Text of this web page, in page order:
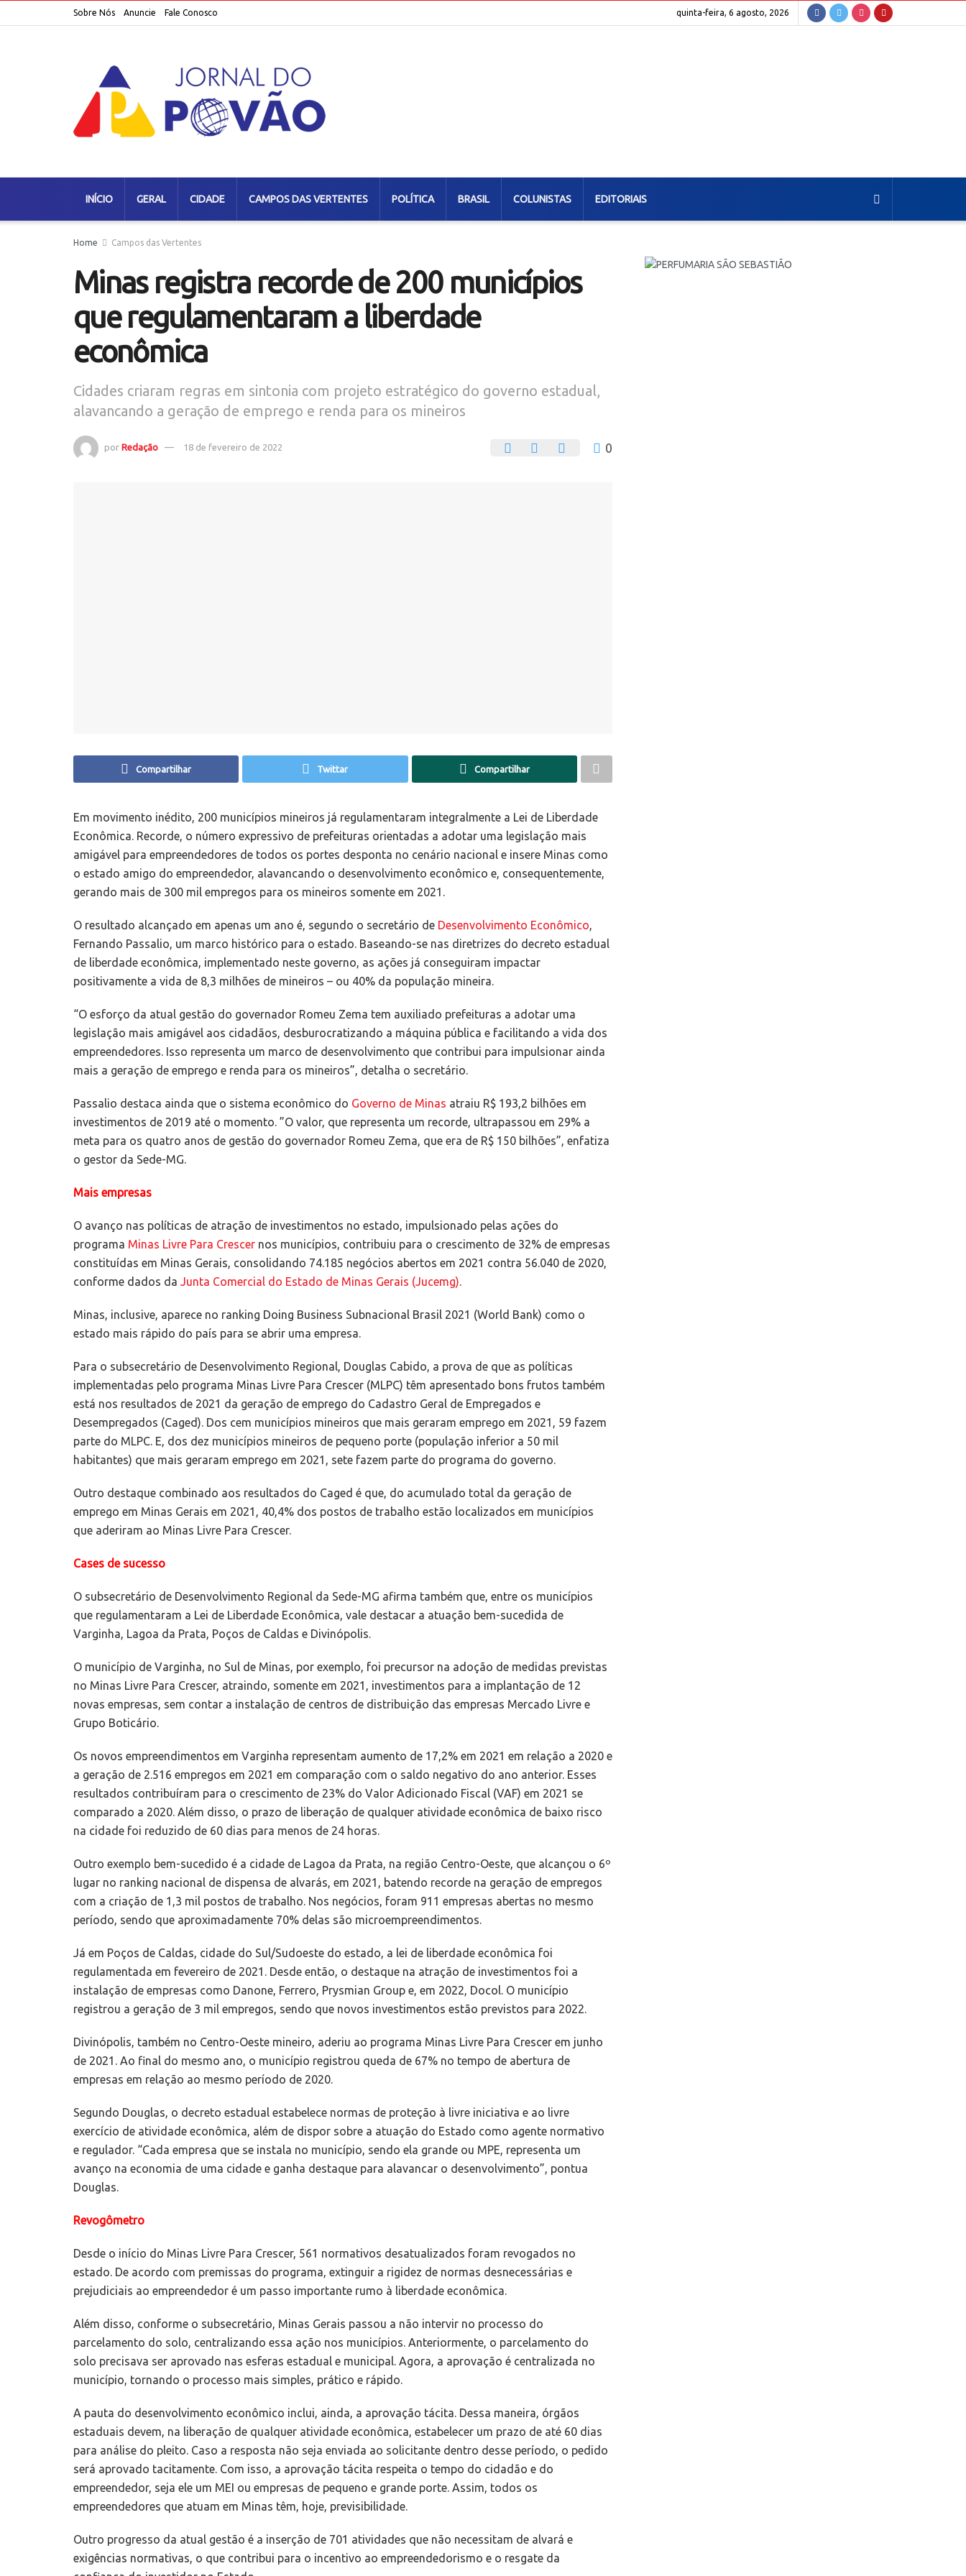
Sobre Nós Anuncie Fale Conosco quinta-feira, 6 agosto, 2026
INÍCIO GERAL CIDADE CAMPOS DAS VERTENTES POLÍTICA BRASIL COLUNISTAS EDITORIAIS
Home Campos das Vertentes
Minas registra recorde de 200 municípios
que regulamentaram a liberdade
econômica
Cidades criaram regras em sintonia com projeto estratégico do governo estadual,
alavancando a geração de emprego e renda para os mineiros
por Redação 18 de fevereiro de 2022 0
Compartilhar Twittar Compartilhar
Em movimento inédito, 200 municípios mineiros já regulamentaram integralmente a Lei de Liberdade
Econômica. Recorde, o número expressivo de prefeituras orientadas a adotar uma legislação mais
amigável para empreendedores de todos os portes desponta no cenário nacional e insere Minas como
o estado amigo do empreendedor, alavancando o desenvolvimento econômico e, consequentemente,
gerando mais de 300 mil empregos para os mineiros somente em 2021.
O resultado alcançado em apenas um ano é, segundo o secretário de Desenvolvimento Econômico,
Fernando Passalio, um marco histórico para o estado. Baseando-se nas diretrizes do decreto estadual
de liberdade econômica, implementado neste governo, as ações já conseguiram impactar
positivamente a vida de 8,3 milhões de mineiros – ou 40% da população mineira.
“O esforço da atual gestão do governador Romeu Zema tem auxiliado prefeituras a adotar uma
legislação mais amigável aos cidadãos, desburocratizando a máquina pública e facilitando a vida dos
empreendedores. Isso representa um marco de desenvolvimento que contribui para impulsionar ainda
mais a geração de emprego e renda para os mineiros”, detalha o secretário.
Passalio destaca ainda que o sistema econômico do Governo de Minas atraiu R$ 193,2 bilhões em
investimentos de 2019 até o momento. ”O valor, que representa um recorde, ultrapassou em 29% a
meta para os quatro anos de gestão do governador Romeu Zema, que era de R$ 150 bilhões”, enfatiza
o gestor da Sede-MG.
Mais empresas
O avanço nas políticas de atração de investimentos no estado, impulsionado pelas ações do
programa Minas Livre Para Crescer nos municípios, contribuiu para o crescimento de 32% de empresas
constituídas em Minas Gerais, consolidando 74.185 negócios abertos em 2021 contra 56.040 de 2020,
conforme dados da Junta Comercial do Estado de Minas Gerais (Jucemg).
Minas, inclusive, aparece no ranking Doing Business Subnacional Brasil 2021 (World Bank) como o
estado mais rápido do país para se abrir uma empresa.
Para o subsecretário de Desenvolvimento Regional, Douglas Cabido, a prova de que as políticas
implementadas pelo programa Minas Livre Para Crescer (MLPC) têm apresentado bons frutos também
está nos resultados de 2021 da geração de emprego do Cadastro Geral de Empregados e
Desempregados (Caged). Dos cem municípios mineiros que mais geraram emprego em 2021, 59 fazem
parte do MLPC. E, dos dez municípios mineiros de pequeno porte (população inferior a 50 mil
habitantes) que mais geraram emprego em 2021, sete fazem parte do programa do governo.
Outro destaque combinado aos resultados do Caged é que, do acumulado total da geração de
emprego em Minas Gerais em 2021, 40,4% dos postos de trabalho estão localizados em municípios
que aderiram ao Minas Livre Para Crescer.
Cases de sucesso
O subsecretário de Desenvolvimento Regional da Sede-MG afirma também que, entre os municípios
que regulamentaram a Lei de Liberdade Econômica, vale destacar a atuação bem-sucedida de
Varginha, Lagoa da Prata, Poços de Caldas e Divinópolis.
O município de Varginha, no Sul de Minas, por exemplo, foi precursor na adoção de medidas previstas
no Minas Livre Para Crescer, atraindo, somente em 2021, investimentos para a implantação de 12
novas empresas, sem contar a instalação de centros de distribuição das empresas Mercado Livre e
Grupo Boticário.
Os novos empreendimentos em Varginha representam aumento de 17,2% em 2021 em relação a 2020 e
a geração de 2.516 empregos em 2021 em comparação com o saldo negativo do ano anterior. Esses
resultados contribuíram para o crescimento de 23% do Valor Adicionado Fiscal (VAF) em 2021 se
comparado a 2020. Além disso, o prazo de liberação de qualquer atividade econômica de baixo risco
na cidade foi reduzido de 60 dias para menos de 24 horas.
Outro exemplo bem-sucedido é a cidade de Lagoa da Prata, na região Centro-Oeste, que alcançou o 6º
lugar no ranking nacional de dispensa de alvarás, em 2021, batendo recorde na geração de empregos
com a criação de 1,3 mil postos de trabalho. Nos negócios, foram 911 empresas abertas no mesmo
período, sendo que aproximadamente 70% delas são microempreendimentos.
Já em Poços de Caldas, cidade do Sul/Sudoeste do estado, a lei de liberdade econômica foi
regulamentada em fevereiro de 2021. Desde então, o destaque na atração de investimentos foi a
instalação de empresas como Danone, Ferrero, Prysmian Group e, em 2022, Docol. O município
registrou a geração de 3 mil empregos, sendo que novos investimentos estão previstos para 2022.
Divinópolis, também no Centro-Oeste mineiro, aderiu ao programa Minas Livre Para Crescer em junho
de 2021. Ao final do mesmo ano, o município registrou queda de 67% no tempo de abertura de
empresas em relação ao mesmo período de 2020.
Segundo Douglas, o decreto estadual estabelece normas de proteção à livre iniciativa e ao livre
exercício de atividade econômica, além de dispor sobre a atuação do Estado como agente normativo
e regulador. “Cada empresa que se instala no município, sendo ela grande ou MPE, representa um
avanço na economia de uma cidade e ganha destaque para alavancar o desenvolvimento”, pontua
Douglas.
Revogômetro
Desde o início do Minas Livre Para Crescer, 561 normativos desatualizados foram revogados no
estado. De acordo com premissas do programa, extinguir a rigidez de normas desnecessárias e
prejudiciais ao empreendedor é um passo importante rumo à liberdade econômica.
Além disso, conforme o subsecretário, Minas Gerais passou a não intervir no processo do
parcelamento do solo, centralizando essa ação nos municípios. Anteriormente, o parcelamento do
solo precisava ser aprovado nas esferas estadual e municipal. Agora, a aprovação é centralizada no
município, tornando o processo mais simples, prático e rápido.
A pauta do desenvolvimento econômico inclui, ainda, a aprovação tácita. Dessa maneira, órgãos
estaduais devem, na liberação de qualquer atividade econômica, estabelecer um prazo de até 60 dias
para análise do pleito. Caso a resposta não seja enviada ao solicitante dentro desse período, o pedido
será aprovado tacitamente. Com isso, a aprovação tácita respeita o tempo do cidadão e do
empreendedor, seja ele um MEI ou empresas de pequeno e grande porte. Assim, todos os
empreendedores que atuam em Minas têm, hoje, previsibilidade.
Outro progresso da atual gestão é a inserção de 701 atividades que não necessitam de alvará e
exigências normativas, o que contribui para o incentivo ao empreendedorismo e o resgate da